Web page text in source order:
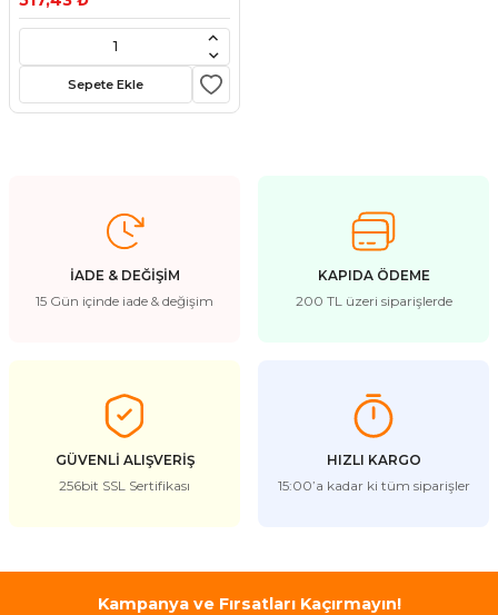
Kovucu Cihazlar
Cihazlar
Tel ÇeşitleriSepete Ekle
İADE & DEĞİŞİM
15 Gün içinde iade & değişim
KAPIDA ÖDEME
200 TL üzeri siparişlerde
GÜVENLİ ALIŞVERİŞ
256bit SSL Sertifikası
HIZLI KARGO
15:00’a kadar ki tüm siparişler
Kampanya ve Fırsatları Kaçırmayın!